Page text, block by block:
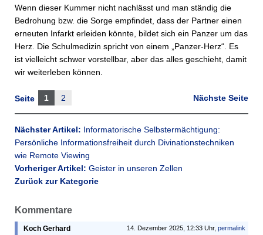
Wenn dieser Kummer nicht nachlässt und man ständig die
Bedrohung bzw. die Sorge empfindet, dass der Partner einen
erneuten Infarkt erleiden könnte, bildet sich ein Panzer um das
Herz. Die Schulmedizin spricht von einem „Panzer-Herz“. Es
ist vielleicht schwer vorstellbar, aber das alles geschieht, damit
wir weiterleben können.
Nächste Seite
Seite 1 2
Nächster Artikel: Informatorische Selbstermächtigung:
Persönliche Informationsfreiheit durch Divinationstechniken
wie Remote Viewing
Vorheriger Artikel: Geister in unseren Zellen
Zurück zur Kategorie
Kommentare
14. Dezember 2025, 12:33 Uhr, permalink
Koch Gerhard